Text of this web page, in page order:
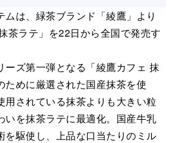
は、緑茶ブランド「綾鷹」より
茶ラテ」を22日から全国で発売す
ズ第一弾となる「綾鷹カフェ 抹
ために厳選された国産抹茶を使
用されている抹茶よりも大きい粒
いを抹茶ラテに最適化。国産牛乳
を駆使し、上品な口当たりのミル